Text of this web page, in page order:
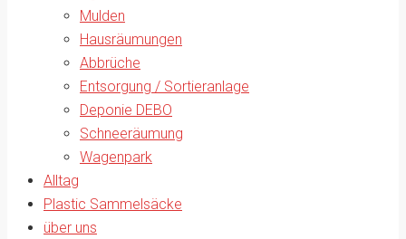
Mulden
Hausräumungen
Abbrüche
Entsorgung / Sortieranlage
Deponie DEBO
Schneeräumung
Wagenpark
Alltag
Plastic Sammelsäcke
über uns